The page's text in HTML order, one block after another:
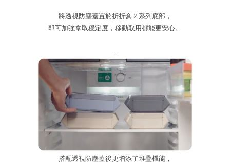
將透視防塵蓋置於折折盒 2 系列底部，
即可加強拿取穩定度，移動取用都能更安心。
-
搭配透視防塵蓋後更增添了堆疊機能，